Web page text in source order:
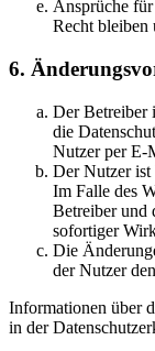
Ansprüche
Recht bleiben
6.
Der Betreiber
die
Nutzer per E-
Der Nutzer ist
Im Falle des
Betreiber und
sofortiger
Die
der Nutzer
Informationen über
in der